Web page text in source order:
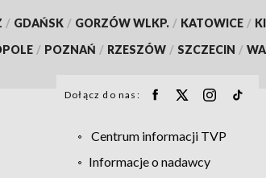
/ GDAŃSK / GORZÓW WLKP. / KATOWICE /
/ POZNAŃ / RZESZÓW / SZCZECIN /
Dołącz do nas:
Centrum informacji TVP
Informacje o nadawcy